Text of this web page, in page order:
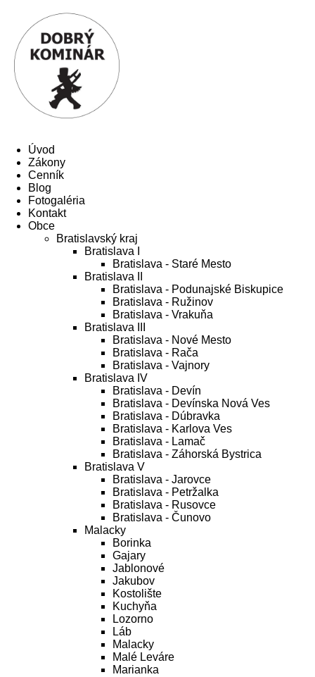
Úvod
Zákony
Cenník
Blog
Fotogaléria
Kontakt
Obce
Bratislavský kraj
Bratislava I
Bratislava - Staré Mesto
Bratislava II
Bratislava - Podunajské Biskupice
Bratislava - Ružinov
Bratislava - Vrakuňa
Bratislava III
Bratislava - Nové Mesto
Bratislava - Rača
Bratislava - Vajnory
Bratislava IV
Bratislava - Devín
Bratislava - Devínska Nová Ves
Bratislava - Dúbravka
Bratislava - Karlova Ves
Bratislava - Lamač
Bratislava - Záhorská Bystrica
Bratislava V
Bratislava - Jarovce
Bratislava - Petržalka
Bratislava - Rusovce
Bratislava - Čunovo
Malacky
Borinka
Gajary
Jablonové
Jakubov
Kostolište
Kuchyňa
Lozorno
Láb
Malacky
Malé Leváre
Marianka